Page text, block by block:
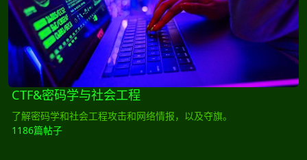
CTF&密码学与社会工程
了解密码学和社会工程攻击和网络情报，以及夺旗。
1186篇帖子